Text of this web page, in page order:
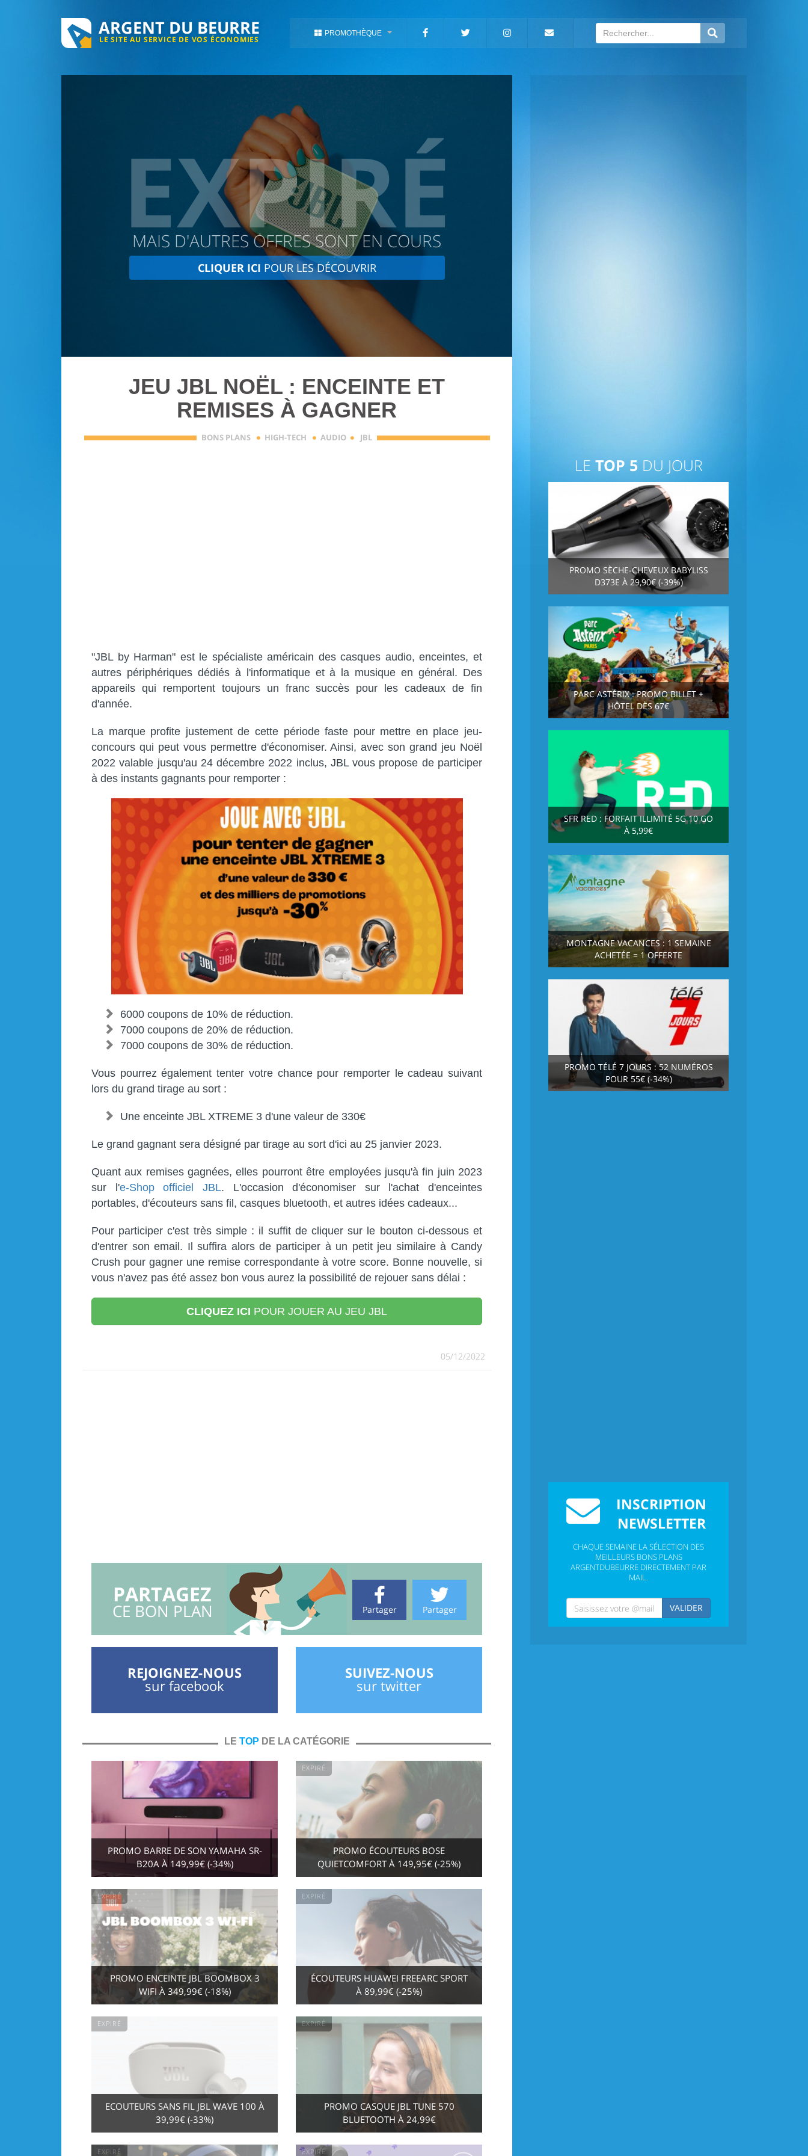
ARGENT DU BEURRE
LE SITE AU SERVICE DE VOS ÉCONOMIES
PROMOTHÈQUE
EXPIRÉ
MAIS D'AUTRES OFFRES SONT EN COURS
CLIQUER ICI POUR LES DÉCOUVRIR
JEU JBL NOËL : ENCEINTE ET
REMISES À GAGNER
BONS PLANS · HIGH-TECH · AUDIO · JBL
"JBL by Harman" est le spécialiste américain des casques audio, enceintes, et
autres périphériques dédiés à l'informatique et à la musique en général. Des
appareils qui remportent toujours un franc succès pour les cadeaux de fin
d'année.
La marque profite justement de cette période faste pour mettre en place jeu-
concours qui peut vous permettre d'économiser. Ainsi, avec son grand jeu Noël
2022 valable jusqu'au 24 décembre 2022 inclus, JBL vous propose de participer
à des instants gagnants pour remporter :
6000 coupons de 10% de réduction.
7000 coupons de 20% de réduction.
7000 coupons de 30% de réduction.
Vous pourrez également tenter votre chance pour remporter le cadeau suivant
lors du grand tirage au sort :
Une enceinte JBL XTREME 3 d'une valeur de 330€
Le grand gagnant sera désigné par tirage au sort d'ici au 25 janvier 2023.
Quant aux remises gagnées, elles pourront être employées jusqu'à fin juin 2023
sur l'e-Shop officiel JBL. L'occasion d'économiser sur l'achat d'enceintes
portables, d'écouteurs sans fil, casques bluetooth, et autres idées cadeaux...
Pour participer c'est très simple : il suffit de cliquer sur le bouton ci-dessous et
d'entrer son email. Il suffira alors de participer à un petit jeu similaire à Candy
Crush pour gagner une remise correspondante à votre score. Bonne nouvelle, si
vous n'avez pas été assez bon vous aurez la possibilité de rejouer sans délai :
CLIQUEZ ICI POUR JOUER AU JEU JBL
05/12/2022
PARTAGEZ
CE BON PLAN Partager
Partager
REJOIGNEZ-NOUS
sur facebook
SUIVEZ-NOUS
sur twitter
LE TOP DE LA CATÉGORIE
PROMO BARRE DE SON YAMAHA SR-
B20A À 149,99€ (-34%)
EXPIRÉ
PROMO ÉCOUTEURS BOSE
QUIETCOMFORT À 149,95€ (-25%)
EXPIRÉ
PROMO ENCEINTE JBL BOOMBOX 3
WIFI À 349,99€ (-18%)
EXPIRÉ
ÉCOUTEURS HUAWEI FREEARC SPORT
À 89,99€ (-25%)
EXPIRÉ
ECOUTEURS SANS FIL JBL WAVE 100 À
39,99€ (-33%)
EXPIRÉ
PROMO CASQUE JBL TUNE 570
BLUETOOTH À 24,99€
EXPIRÉ EXPIRÉ
LE TOP 5 DU JOUR
PROMO SÈCHE-CHEVEUX BABYLISS
D373E À 29,90€ (-39%)
PARC ASTÉRIX : PROMO BILLET +
HÔTEL DÈS 67€
SFR RED : FORFAIT ILLIMITÉ 5G 10 GO
À 5,99€
MONTAGNE VACANCES : 1 SEMAINE
ACHETÉE = 1 OFFERTE
PROMO TÉLÉ 7 JOURS : 52 NUMÉROS
POUR 55€ (-34%)
INSCRIPTION
NEWSLETTER
CHAQUE SEMAINE LA SÉLECTION DES
MEILLEURS BONS PLANS
ARGENTDUBEURRE DIRECTEMENT PAR
MAIL.
VALIDER